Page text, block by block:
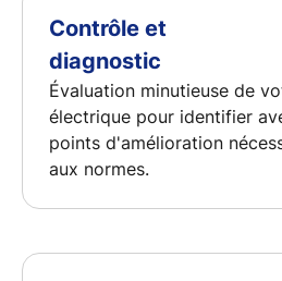
Contrôle et
diagnostic
Évaluation minutieuse de
électrique pour identifier
points d'amélioration
aux normes.